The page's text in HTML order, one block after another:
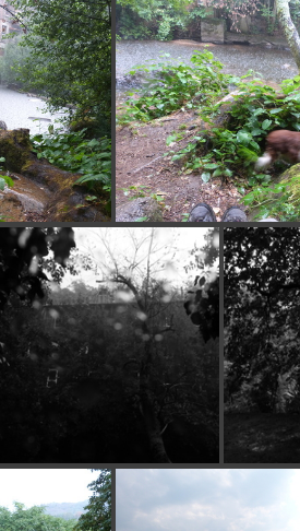
P1140102
P1140108